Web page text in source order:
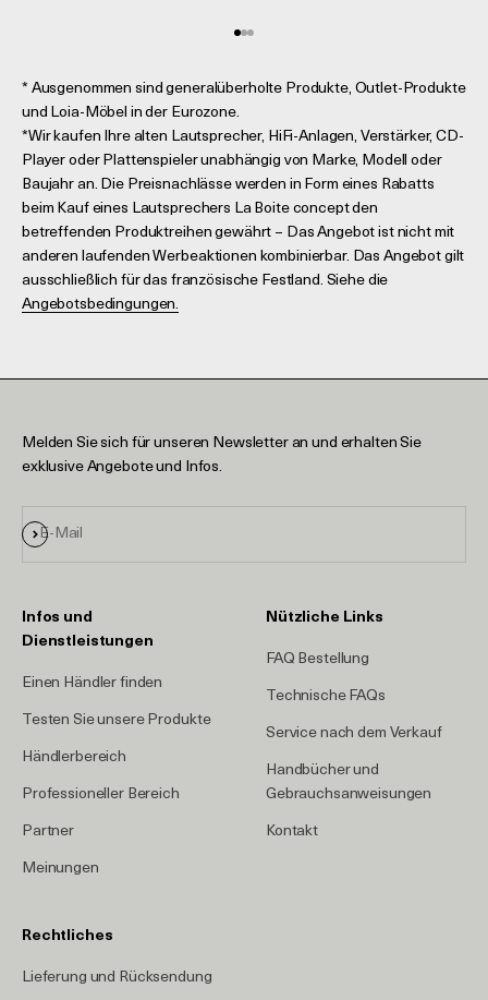
* Ausgenommen sind generalüberholte Produkte, Outlet-Produkte
und Loia-Möbel in der Eurozone.
*Wir kaufen Ihre alten Lautsprecher, HiFi-Anlagen, Verstärker, CD-
Player oder Plattenspieler unabhängig von Marke, Modell oder
Baujahr an. Die Preisnachlässe werden in Form eines Rabatts
beim Kauf eines Lautsprechers La Boite concept den
betreffenden Produktreihen gewährt – Das Angebot ist nicht mit
anderen laufenden Werbeaktionen kombinierbar. Das Angebot gilt
ausschließlich für das französische Festland. Siehe die
Angebotsbedingungen.
Melden Sie sich für unseren Newsletter an und erhalten Sie
exklusive Angebote und Infos.
E-Mail
Anmelden
Infos und
Dienstleistungen
Einen Händler finden
Testen Sie unsere Produkte
Händlerbereich
Professioneller Bereich
Partner
Meinungen
Nützliche Links
FAQ Bestellung
Technische FAQs
Service nach dem Verkauf
Handbücher und
Gebrauchsanweisungen
Kontakt
Rechtliches
Lieferung und Rücksendung